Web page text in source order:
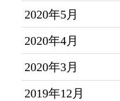
2020年5月
2020年4月
2020年3月
2019年12月